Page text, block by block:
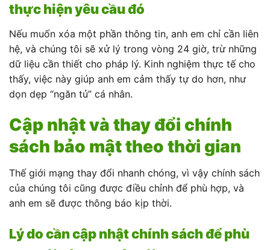
thực hiện yêu cầu đó
Nếu muốn xóa một phần thông tin, anh em chỉ cần liên
hệ, và chúng tôi sẽ xử lý trong vòng 24 giờ, trừ những
dữ liệu cần thiết cho pháp lý. Kinh nghiệm thực tế cho
thấy, việc này giúp anh em cảm thấy tự do hơn, như
dọn dẹp “ngăn tủ” cá nhân.
Cập nhật và thay đổi chính
sách bảo mật theo thời gian
Thế giới mạng thay đổi nhanh chóng, vì vậy chính sách
của chúng tôi cũng được điều chỉnh để phù hợp, và
anh em sẽ được thông báo kịp thời.
Lý do cần cập nhật chính sách để phù